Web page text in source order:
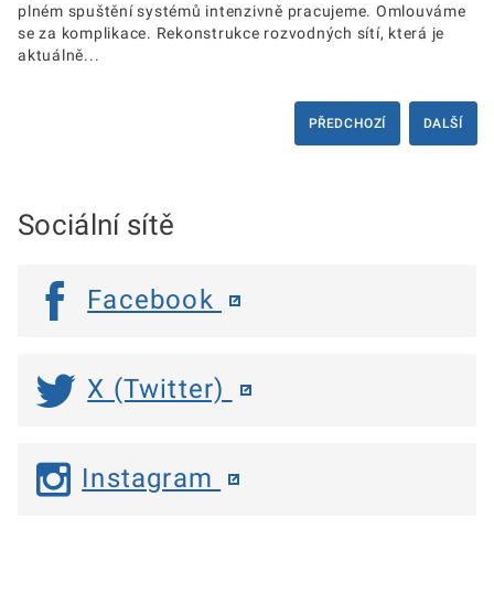
plném spuštění systémů intenzivně pracujeme. Omlouváme
se za komplikace. Rekonstrukce rozvodných sítí, která je
aktuálně...
PŘEDCHOZÍ DALŠÍ
Sociální sítě
Facebook
X (Twitter)
Instagram